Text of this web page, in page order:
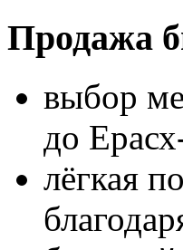
Продажа
выбор
до
лёгкая